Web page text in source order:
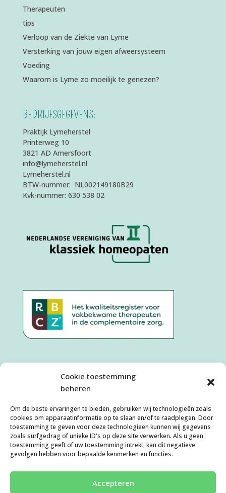
Cookie toestemming
beheren
Om de beste ervaringen te bieden, gebruiken wij technologieën zoals
cookies om apparaatinformatie op te slaan en/of te raadplegen. Door
toestemming te geven voor deze technologieën kunnen wij gegevens
zoals surfgedrag of unieke ID's op deze site verwerken. Als u geen
toestemming geeft of uw toestemming intrekt, kan dit negatieve
gevolgen hebben voor bepaalde kenmerken en functies.
Accepteren
Therapeuten
tips
Verloop van de Ziekte van Lyme
Versterking van jouw eigen afweersysteem
Voeding
Waarom is Lyme zo moeilijk te genezen?
BEDRIJFSGEGEVENS:
Praktijk Lymeherstel
Printerweg 10
3821 AD Amersfoort
info@lymeherstel.nl
Lymeherstel.nl
BTW-nummer: NL002149180B29
Kvk-nummer: 630 538 02
Algemene Voorwaarden
Disclaimer
Privacyverklaring
Cookies
Klachtenafhandeling
Cookiebeleid (EU)